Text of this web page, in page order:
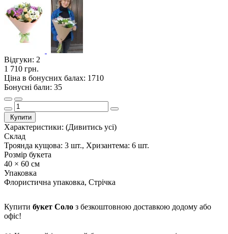
Відгуки: 2
1 710 грн.
Ціна в бонусних балах: 1710
Бонусні бали: 35
Купити
Характеристики: (Дивитись усі)
Склад
Троянда кущова: 3 шт., Хризантема: 6 шт.
Розмір букета
40 × 60 см
Упаковка
Флористична упаковка, Стрічка
Купити букет Соло з безкоштовною доставкою додому або
офіс!